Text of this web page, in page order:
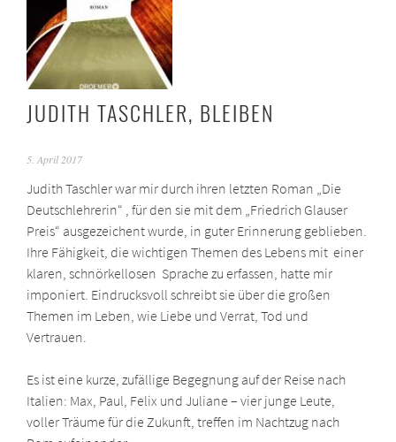
JUDITH TASCHLER, BLEIBEN
5. April 2017
Judith Taschler war mir durch ihren letzten Roman „Die
Deutschlehrerin“ , für den sie mit dem „Friedrich Glauser
Preis“ ausgezeichent wurde, in guter Erinnerung geblieben.
Ihre Fähigkeit, die wichtigen Themen des Lebens mit einer
klaren, schnörkellosen Sprache zu erfassen, hatte mir
imponiert. Eindrucksvoll schreibt sie über die großen
Themen im Leben, wie Liebe und Verrat, Tod und
Vertrauen.
Es ist eine kurze, zufällige Begegnung auf der Reise nach
Italien: Max, Paul, Felix und Juliane – vier junge Leute,
voller Träume für die Zukunft, treffen im Nachtzug nach